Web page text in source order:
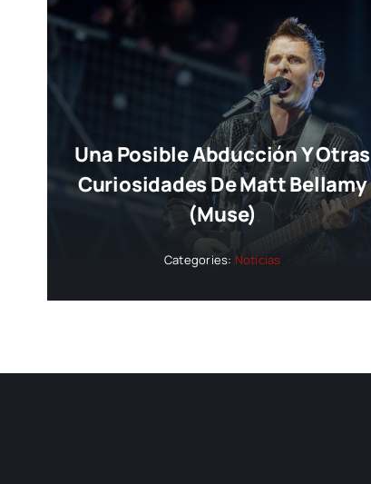
Una Posible Abducción Y Otras
Curiosidades De Matt Bellamy
(Muse)
Categories: Noticias